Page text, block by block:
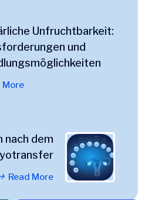
Unfruchtbarkeit:
und
More
nach dem
Read More